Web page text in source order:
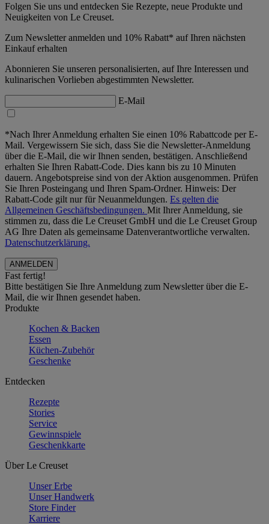
Folgen Sie uns und entdecken Sie Rezepte, neue Produkte und
Neuigkeiten von Le Creuset.
Zum Newsletter anmelden und 10% Rabatt* auf Ihren nächsten
Einkauf erhalten
Abonnieren Sie unseren personalisierten, auf Ihre Interessen und
kulinarischen Vorlieben abgestimmten Newsletter.
E-Mail
*Nach Ihrer Anmeldung erhalten Sie einen 10% Rabattcode per E-
Mail. Vergewissern Sie sich, dass Sie die Newsletter-Anmeldung
über die E-Mail, die wir Ihnen senden, bestätigen. Anschließend
erhalten Sie Ihren Rabatt-Code. Dies kann bis zu 10 Minuten
dauern. Angebotspreise sind von der Aktion ausgenommen. Prüfen
Sie Ihren Posteingang und Ihren Spam-Ordner. Hinweis: Der
Rabatt-Code gilt nur für Neuanmeldungen. Es gelten die
Allgemeinen Geschäftsbedingungen. Mit Ihrer Anmeldung, sie
stimmen zu, dass die Le Creuset GmbH und die Le Creuset Group
AG Ihre Daten als gemeinsame Datenverantwortliche verwalten.
Datenschutzerklärung.
Fast fertig!
Bitte bestätigen Sie Ihre Anmeldung zum Newsletter über die E-
Mail, die wir Ihnen gesendet haben.
Produkte
Kochen & Backen
Essen
Küchen-Zubehör
Geschenke
Entdecken
Rezepte
Stories
Service
Gewinnspiele
Geschenkkarte
Über Le Creuset
Unser Erbe
Unser Handwerk
Store Finder
Karriere